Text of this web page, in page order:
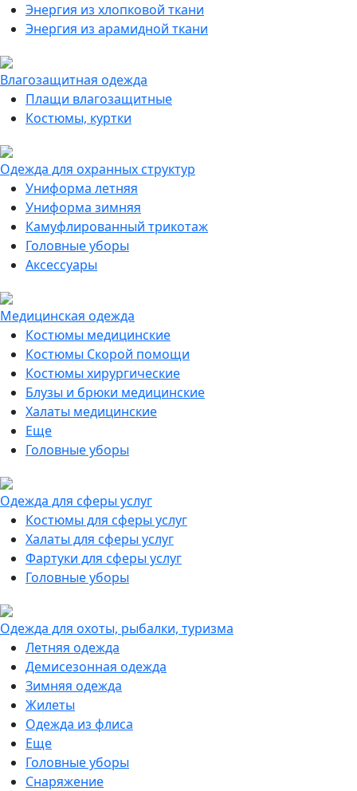
Энергия из хлопковой ткани
Энергия из арамидной ткани
Влагозащитная одежда
Плащи влагозащитные
Костюмы, куртки
Одежда для охранных структур
Униформа летняя
Униформа зимняя
Камуфлированный трикотаж
Головные уборы
Аксессуары
Медицинская одежда
Костюмы медицинские
Костюмы Скорой помощи
Костюмы хирургические
Блузы и брюки медицинские
Халаты медицинские
Еще
Головные уборы
Одежда для сферы услуг
Костюмы для сферы услуг
Халаты для сферы услуг
Фартуки для сферы услуг
Головные уборы
Одежда для охоты, рыбалки, туризма
Летняя одежда
Демисезонная одежда
Зимняя одежда
Жилеты
Одежда из флиса
Еще
Головные уборы
Снаряжение